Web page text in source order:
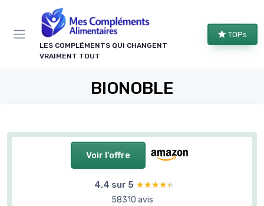
LES COMPLÉMENTS QUI CHANGENT
VRAIMENT TOUT
TOPs
BIONOBLE
Voir l'offre
4,4 sur 5 ★★★★★
★★★★★
58310 avis
Panneau de gestion des cookies